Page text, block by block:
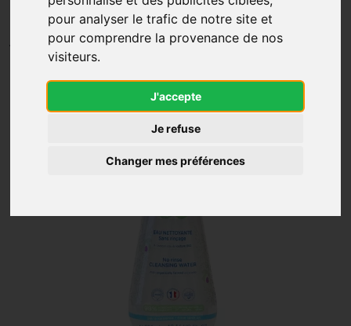
pour analyser le trafic de notre site et
pour comprendre la provenance de nos
visiteurs.
J'accepte
Je refuse
Changer mes préférences
Pn300Ml
MUSTELA